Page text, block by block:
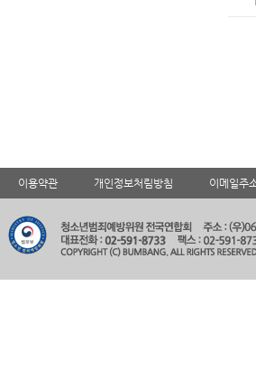
이용약관 개인정보처림방침 이메일주